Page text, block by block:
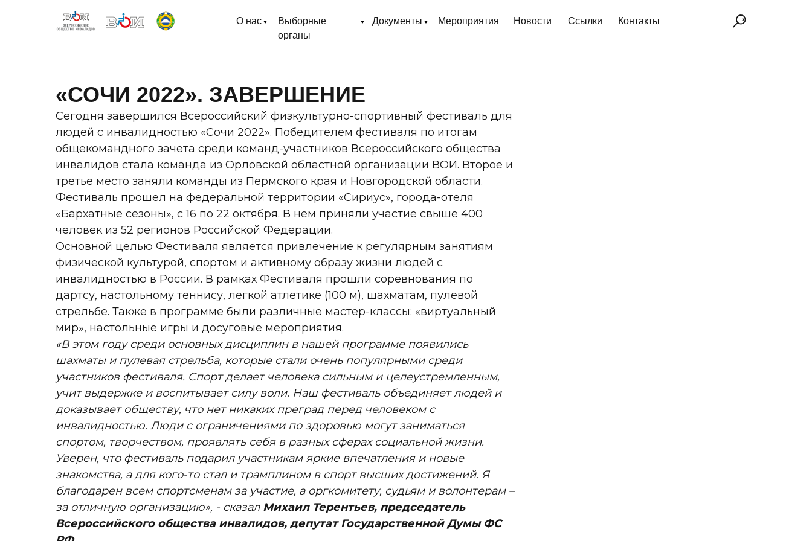
О нас
Выборные
органы
Документы Мероприятия Новости Ссылки Контакты
«СОЧИ 2022». ЗАВЕРШЕНИЕ
Сегодня завершился Всероссийский физкультурно-спортивный фестиваль для
людей с инвалидностью «Сочи 2022». Победителем фестиваля по итогам
общекомандного зачета среди команд-участников Всероссийского общества
инвалидов стала команда из Орловской областной организации ВОИ. Второе и
третье место заняли команды из Пермского края и Новгородской области.
Фестиваль прошел на федеральной территории «Сириус», города-отеля
«Бархатные сезоны», с 16 по 22 октября. В нем приняли участие свыше 400
человек из 52 регионов Российской Федерации.
Основной целью Фестиваля является привлечение к регулярным занятиям
физической культурой, спортом и активному образу жизни людей с
инвалидностью в России. В рамках Фестиваля прошли соревнования по
дартсу, настольному теннису, легкой атлетике (100 м), шахматам, пулевой
стрельбе. Также в программе были различные мастер-классы: «виртуальный
мир», настольные игры и досуговые мероприятия.
«В этом году среди основных дисциплин в нашей программе появились
шахматы и пулевая стрельба, которые стали очень популярными среди
участников фестиваля. Спорт делает человека сильным и целеустремленным,
учит выдержке и воспитывает силу воли. Наш фестиваль объединяет людей и
доказывает обществу, что нет никаких преград перед человеком с
инвалидностью. Люди с ограничениями по здоровью могут заниматься
спортом, творчеством, проявлять себя в разных сферах социальной жизни.
Уверен, что фестиваль подарил участникам яркие впечатления и новые
знакомства, а для кого-то стал и трамплином в спорт высших достижений. Я
благодарен всем спортсменам за участие, а оргкомитету, судьям и волонтерам –
за отличную организацию», - сказал Михаил Терентьев, председатель
Всероссийского общества инвалидов, депутат Государственной Думы ФС